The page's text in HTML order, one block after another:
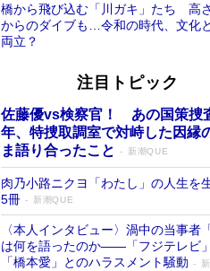
橋から飛び込む「川ガキ」たち 高
からのダイブも…令和の時代、文化
両立？
注目トピック
佐藤優vs検察官！ あの国策捜
年、特捜取調室で対峙した因縁
ま語り合ったこと
新潮QUE
肉乃小路ニクヨ「わたし」の人生を
5冊
新潮QUE
〈本人インタビュー〉渦中の当事者
は何を語ったのか――「フジテレビ
「橋本愛」とのハラスメント騒動